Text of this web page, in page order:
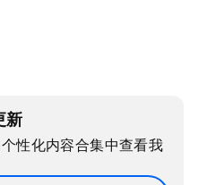
新
性化内容合集中查看我